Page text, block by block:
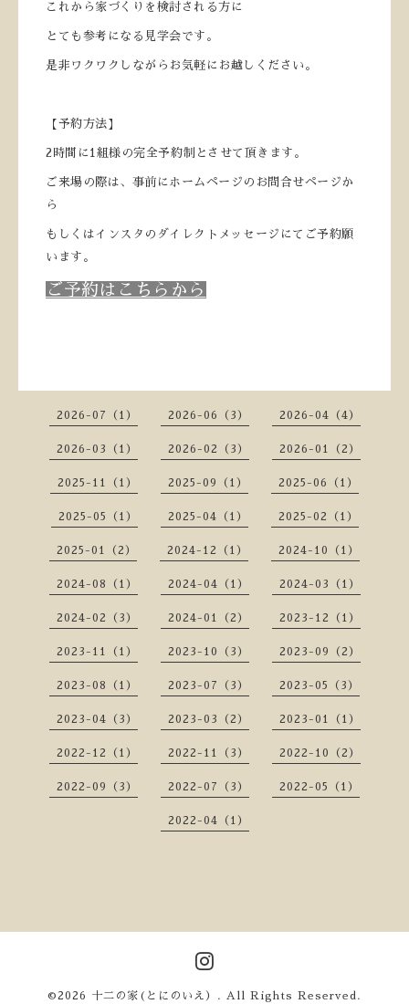
これから家づくりを検討される方に
とても参考になる見学会です。
是非ワクワクしながらお気軽にお越しください。
【予約方法】
2時間に1組様の完全予約制とさせて頂きます。
ご来場の際は、事前にホームページのお問合せページか
ら
もしくはインスタのダイレクトメッセージにてご予約願
います。
ご予約はこちらから
2026-07（1） 2026-06（3） 2026-04（4）
2026-03（1） 2026-02（3） 2026-01（2）
2025-11（1） 2025-09（1） 2025-06（1）
2025-05（1） 2025-04（1） 2025-02（1）
2025-01（2） 2024-12（1） 2024-10（1）
2024-08（1） 2024-04（1） 2024-03（1）
2024-02（3） 2024-01（2） 2023-12（1）
2023-11（1） 2023-10（3） 2023-09（2）
2023-08（1） 2023-07（3） 2023-05（3）
2023-04（3） 2023-03（2） 2023-01（1）
2022-12（1） 2022-11（3） 2022-10（2）
2022-09（3） 2022-07（3） 2022-05（1）
2022-04（1）
©2026 十二の家(とにのいえ） . All Rights Reserved.